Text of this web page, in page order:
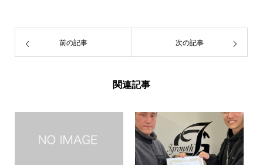
前の記事 次の記事
関連記事